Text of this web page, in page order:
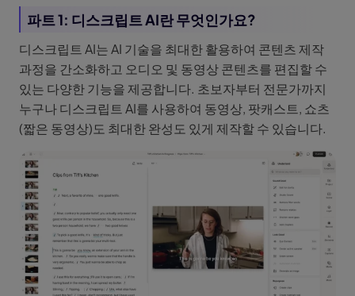
파트 1: 디스크립트 AI란 무엇인가요?
디스크립트 AI는 AI 기술을 최대한 활용하여 콘텐츠 제작
과정을 간소화하고 오디오 및 동영상 콘텐츠를 편집할 수
있는 다양한 기능을 제공합니다. 초보자부터 전문가까지
누구나 디스크립트 AI를 사용하여 동영상, 팟캐스트, 쇼츠
(짧은 동영상)도 최대한 완성도 있게 제작할 수 있습니다.